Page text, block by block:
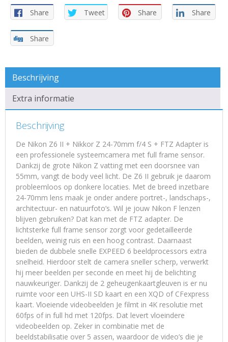
Share
Tweet Share Share
Share
Beschrijving
Extra informatie
Beschrijving
De Nikon Z6 II + Nikkor Z 24-70mm f/4 S + FTZ Adapter is
een professionele systeemcamera met full frame sensor.
Dankzij de grote Nikon Z vatting met een doorsnee van
55mm, vangt de body veel licht. De Z6 II gebruik je daarom
probleemloos op donkere locaties. Met de breed inzetbare
24-70mm lens maak je onder andere portret-, landschaps-,
architectuur- en natuurfoto’s. Wil je jouw Nikon F lenzen
blijven gebruiken? Dat kan met de FTZ adapter. De
lichtsterke full frame sensor zorgt voor gedetailleerde
beelden, weinig ruis en een hoog contrast. Daarnaast
bieden de dubbele snelle EXPEED 6 beeldprocessors extra
snelheid. Hierdoor stelt de camera sneller scherp, verwerkt
hij meer beelden per seconde en meet hij de belichting
nauwkeuriger. Dankzij de 2 geheugenkaartgleuven is er nu
ruimte voor een UHS-II SD kaart en een XQD of CFexpress
kaart. Vloeiende videobeelden Je filmt in 4K resolutie met
60fps of in full hd met 120fps. Dat levert vloeindere
videobeelden op. Zeker in combinatie met de
beeldstabilisatie over 5 assen, waardoor de video’s die je